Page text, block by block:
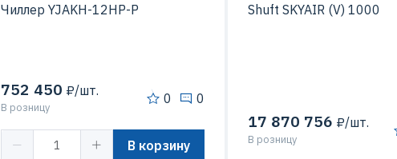
Чиллер YJAKH-12HP-P
752 450 ₽/шт.
В розницу
0 0
В корзину
Shuft SKYAIR (V) 1000
17 870 756 ₽/шт.
В розницу